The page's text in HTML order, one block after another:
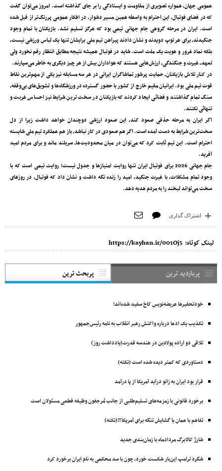
عمومی جهان، همواره تصویری از مقاومت و ایستادگی را بر جای گذاشته است. امروز می‌توان گفت
که در فضای فوتبال، این احترام به واسطه همین مسیر دشوار، در افکار عمومی پررنگ‌تر از قبل شده
است. ایران در مرحله گروهی جام جهانی تیمی بود که هرگز تسلیم نشد. بازیکنان با تمام وجود
جنگیدند، برای هر توپ دویدند و نشان دادند پیراهن تیم ملی برایشان تنها یک لباس ورزشی نیست،
بلکه نماد غرور و هویت یک ملت است. شاید در فوتبال همیشه نتیجه مطابق انتظار رقم نخورد ولی
تعهد، غیرت و جنگندگی، ارزش‌‌هایی هستند که هواداران بیش از هر چیز دیگری به خاطر می‌‌سپارند.
در کنار تلاش بازیکنان، حمایت پرشور تماشاگران ایرانی در هر سه مسابقه نیز یکی از مهم‌ترین نقاط
قوت تیم ملی بود. ایرانیان مقیم خارج از کشور با حضور گسترده در ورزشگاه‌ها و تشویق‌های بی‌وقفه،
سنگ تمام گذاشتند و فضائی ایجاد کردند که بازیکنان در سخت ‌ترین شرایط نیز احساس غربت و
تنهائی نکنند.
اگر ایران به مرحله حذفی صعود کند، این صعود ارزشی دوچندان خواهد داشت زیرا از دل
سخت‌ترین شرایط به دست آمده است. اگر هم صعودی در کار نباشد، باز هم عملکرد تیم ملی شایسته
احترام است. این تیم ثابت کرد که می‌توان در میان محدودیت‌ها، سربلند ماند و برای مردم امید
آفرید.
جام جهانی 2026 برای فوتبال ایران تنها روایت امتیازها و جدول نیست؛ روایت تیمی است که با
وجود تمام مشکلات، با غیرت جنگید، امید را زنده نگه داشت و نشان داد که فوتبال، در روزهای
سخت می‌تواند لبخند را به مردم هدیه دهد.
اشتراک گذاری
لینک کوتاه: https://kayhan.ir/001Oj5
پربازدید ترین پربحث ترین
خودتحقیرها عریضه‌نویس کاخ سفید شده‌اند!
تکذیب یک ادعا درباره واکنش رهبر انقلاب به نامه رئیس‌جمهور
تلاقی دو اراده پولادین در هندسه قدرت(یادداشت روز)
دستاوردی که کمتر دیده شده است (نکته)
قرار بود ایران به زانو درآید آمریکا از پا درآمد
برخورد قانونی با زمزمه‌های تسلیم‌طلبی از جانب مُرجفون وظیفه‌ قطعی مسئولان است
تفاهم با عمان یا گشایش تنگه برای آمریکا؟!(نکته)
شارژ کالابرگ مردادماه با زمان‌بندی جدید
شگرد ترامپ این‌بار شکست خورد، چون با سد محکمی به نام ایران برخورد کرد